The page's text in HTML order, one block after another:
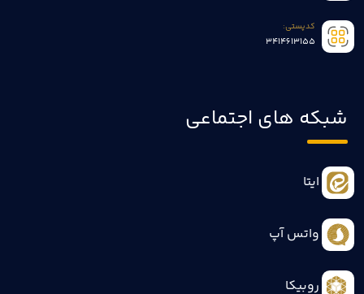
کدپستی:
3414613155
شبکه های اجتماعی
ایتا
واتس آپ
روبیکا